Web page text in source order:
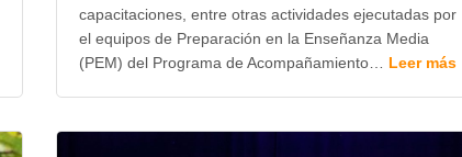
capacitaciones, entre otras actividades ejecutadas por
el equipos de Preparación en la Enseñanza Media
(PEM) del Programa de Acompañamiento… Leer más